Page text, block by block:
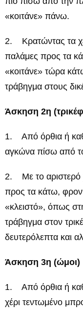
«κοιτάνε» πάνω.
2. Κρατώντας τα
παλάμες προς τα
«κοιτάνε» τώρα
τράβηγμα στους
Άσκηση 2η
1. Από όρθια ή
αγκώνα πίσω από
2. Με το αριστερό
προς τα κάτω,
«κλειστό», όπως
τράβηγμα στον
δευτερόλεπτα και
Άσκηση 3η (ώμοι)
1. Από όρθια ή
χέρι τεντωμένο